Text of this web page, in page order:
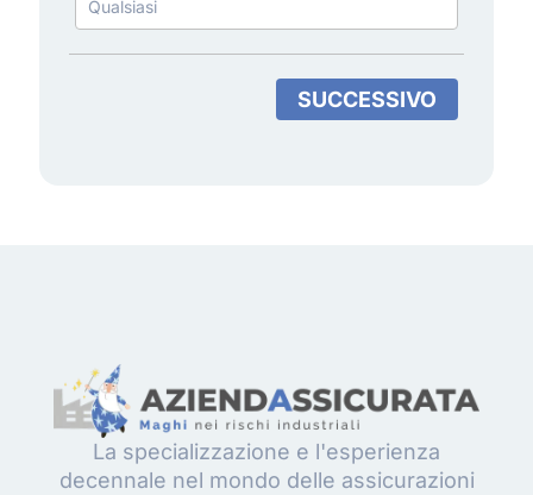
SUCCESSIVO
La specializzazione e l'esperienza
decennale nel mondo delle assicurazioni